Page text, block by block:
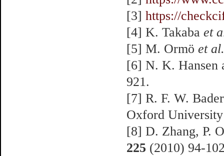
[3] https://
[4] K. Takaba et
[5] M. Ormö et al.
[6] N. K. Hansen
921.
[7] R. F. W.
Oxford
[8] D. Zhang, P.
225 (2010) 94-